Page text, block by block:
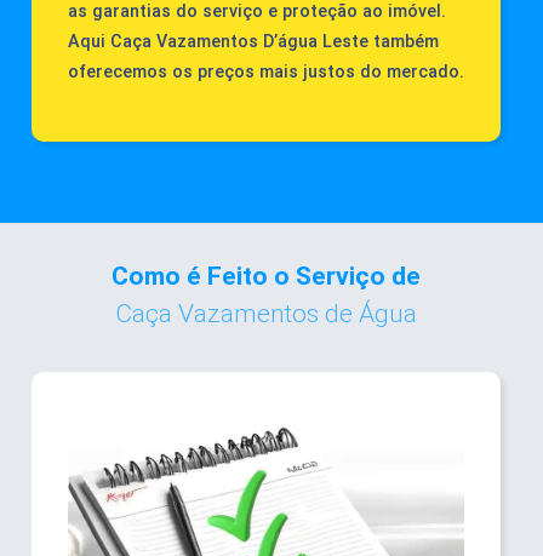
as garantias do serviço e proteção ao imóvel.
Aqui Caça Vazamentos D’água Leste também
oferecemos os preços mais justos do mercado.
Como é Feito o Serviço de
Caça Vazamentos de Água